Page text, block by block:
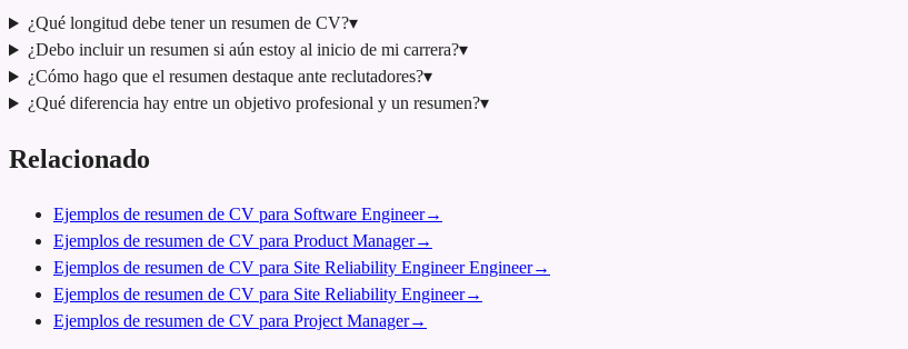
¿Qué longitud debe tener un resumen de CV?▾
¿Debo incluir un resumen si aún estoy al inicio de mi carrera?▾
¿Cómo hago que el resumen destaque ante reclutadores?▾
¿Qué diferencia hay entre un objetivo profesional y un resumen?▾
Relacionado
Ejemplos de resumen de CV para Software Engineer→
Ejemplos de resumen de CV para Product Manager→
Ejemplos de resumen de CV para Site Reliability Engineer Engineer→
Ejemplos de resumen de CV para Site Reliability Engineer→
Ejemplos de resumen de CV para Project Manager→